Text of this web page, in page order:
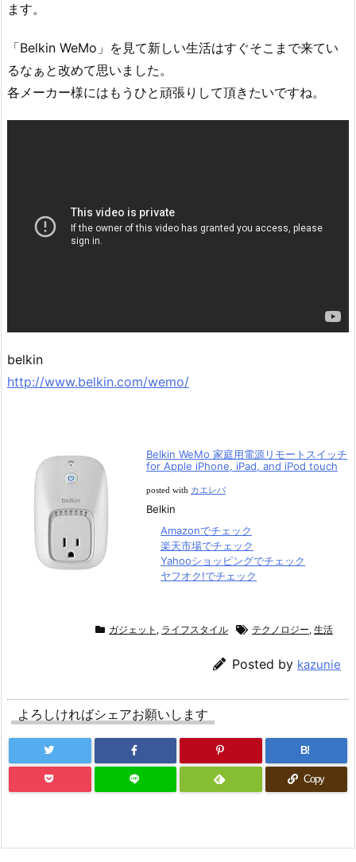
ます。
「Belkin WeMo」を見て新しい生活はすぐそこまで来てい
るなぁと改めて思いました。
各メーカー様にはもうひと頑張りして頂きたいですね。
belkin
http://www.belkin.com/wemo/
Belkin WeMo 家庭用電源リモートスイッチ
for Apple iPhone, iPad, and iPod touch
posted with カエレバ
Belkin
Amazonでチェック
楽天市場でチェック
Yahooショッピングでチェック
ヤフオク!でチェック
ガジェット , ライフスタイル テクノロジー, 生活
Posted by kazunie
よろしければシェアお願いします
B!
Copy